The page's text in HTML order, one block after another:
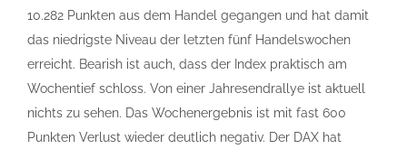
10.282 Punkten aus dem Handel gegangen und hat damit
das niedrigste Niveau der letzten fünf Handelswochen
erreicht. Bearish ist auch, dass der Index praktisch am
Wochentief schloss. Von einer Jahresendrallye ist aktuell
nichts zu sehen. Das Wochenergebnis ist mit fast 600
Punkten Verlust wieder deutlich negativ. Der DAX hat